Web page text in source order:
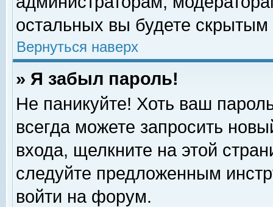
остальных вы будете скрытым
Вернуться наверх
» Я забыл пароль!
Не паникуйте! Хоть ваш
всегда можете запросить
входа, щелкните на этой
следуйте предложенным
войти на форум.